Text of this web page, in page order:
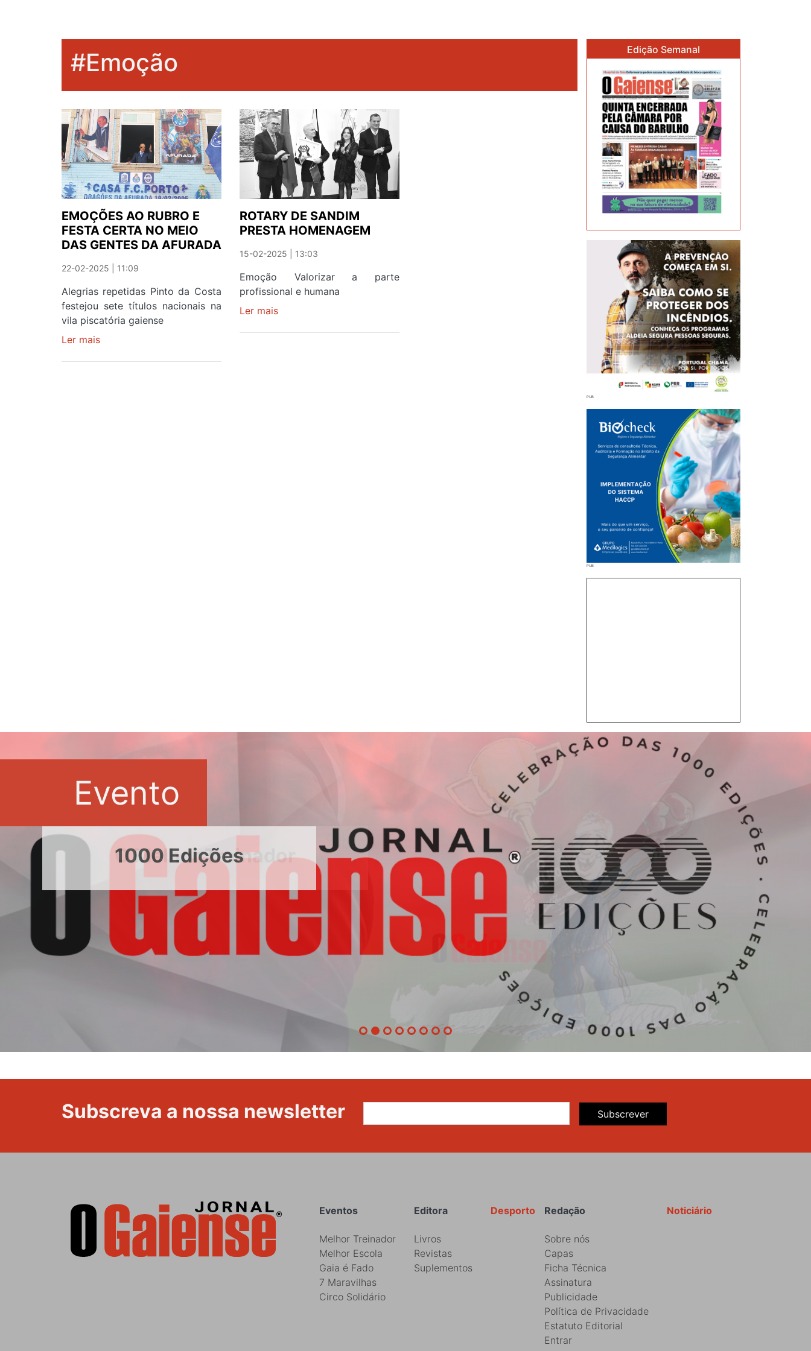
#Emoção
EMOÇÕES AO RUBRO E
FESTA CERTA NO MEIO
DAS GENTES DA AFURADA
22-02-2025 | 11:09
Alegrias repetidas Pinto da Costa
festejou sete títulos nacionais na
vila piscatória gaiense
Ler mais
ROTARY DE SANDIM
PRESTA HOMENAGEM
15-02-2025 | 13:03
Emoção Valorizar a parte
profissional e humana
Ler maissobre
Edição Semanal
Evento
1000 Edições
Subscreva a nossa newsletter Subscrever
Rodapé Noticiário
Redação
Sobre nós
Capas
Ficha Técnica
Assinatura
Publicidade
Política de Privacidade
Estatuto Editorial
Entrar
Desporto
Editora
Livros
Revistas
Suplementos
Eventos
Melhor Treinador
Melhor Escola
Gaia é Fado
7 Maravilhas
Circo Solidário